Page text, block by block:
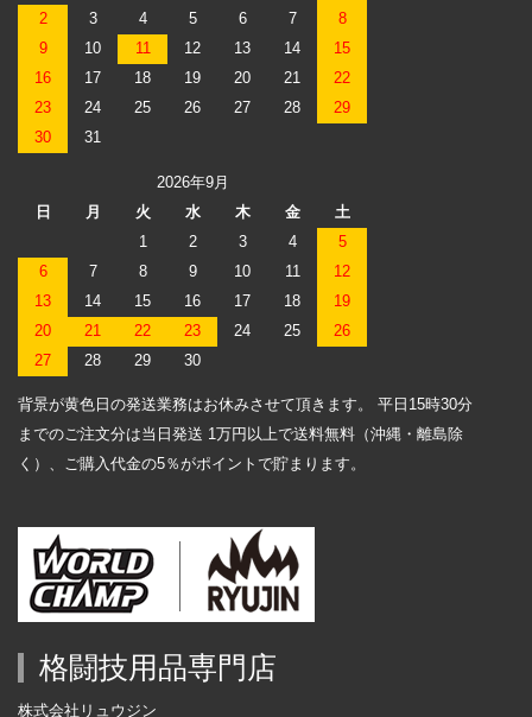
格闘技用品専門店
株式会社リュウジン
2
3 4 5 6 7
8
9
10 11 12 13 14
15
16
17 18 19 20 21
22
23
24 25 26 27 28
29
30
31
2026年9月
日
月 火 水 木 金
土
1
2 3 4
5
6
7 8 9 10 11
12
13
14 15 16 17 18
19
20
21 22 23 24 25
26
27
28 29 30
背景が黄色日の発送業務はお休みさせて頂きます。 平日15時30分
までのご注文分は当日発送 1万円以上で送料無料（沖縄・離島除
く）、ご購入代金の5％がポイントで貯まります。